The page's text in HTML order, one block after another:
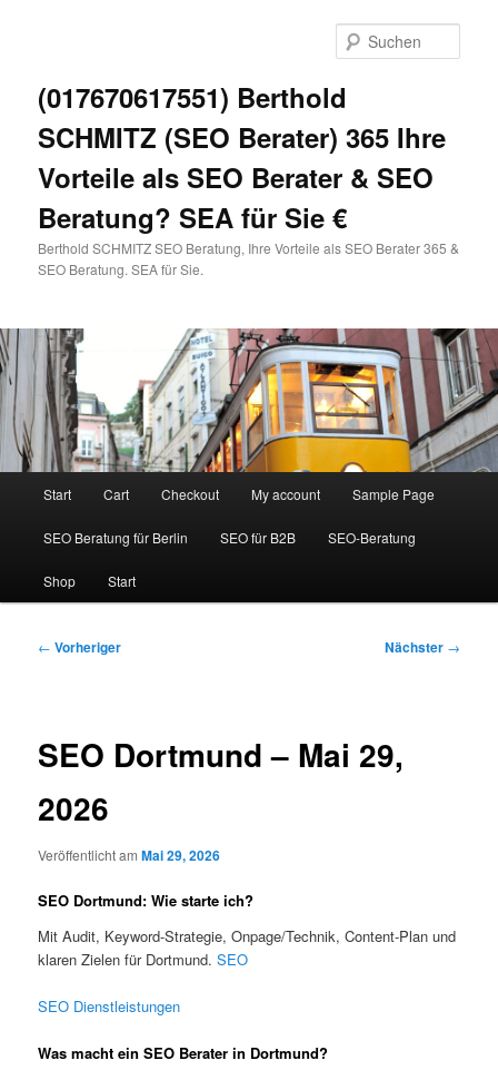
(017670617551) Berthold
SCHMITZ (SEO Berater) 365 Ihre
Vorteile als SEO Berater & SEO
Beratung? SEA für Sie €
Berthold SCHMITZ SEO Beratung, Ihre Vorteile als SEO Berater 365 &
SEO Beratung. SEA für Sie.
Start Cart Checkout My account Sample Page
SEO Beratung für Berlin SEO für B2B SEO-Beratung
Shop Start
Beitragsnavigation
← Vorheriger Nächster →
SEO Dortmund – Mai 29,
2026
Veröffentlicht amMai 29, 2026
SEO Dortmund: Wie starte ich?
Mit Audit, Keyword-Strategie, Onpage/Technik, Content-Plan und
klaren Zielen für Dortmund.SEO
SEO Dienstleistungen
Was macht ein SEO Berater in Dortmund?